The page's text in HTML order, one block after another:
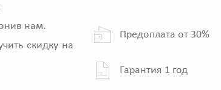
нам.
скидку на
Предоплата от 30%
Гарантия 1 год